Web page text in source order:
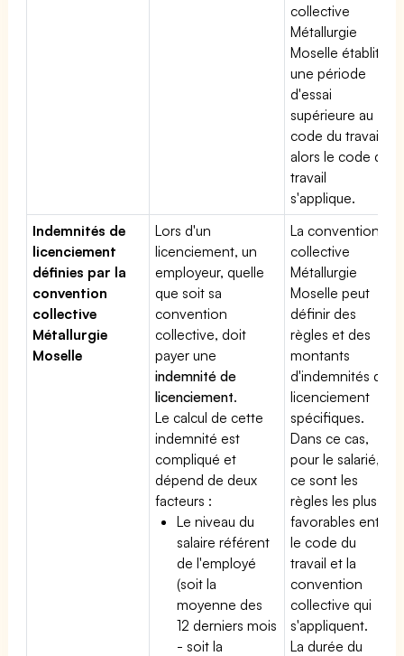
collective
Métallurgie
Moselle établit
une période
d'essai
supérieure au
code du travail,
alors le code du
travail
s'applique.
Indemnités de
licenciement
définies par la
convention
collective
Métallurgie
Moselle
Lors d'un
licenciement, un
employeur, quelle
que soit sa
convention
collective, doit
payer une
indemnité de
licenciement.
Le calcul de cette
indemnité est
compliqué et
dépend de deux
facteurs :
Le niveau du
salaire référent
de l'employé
(soit la
moyenne des
12 derniers mois
- soit la
La convention
collective
Métallurgie
Moselle peut
définir des
règles et des
montants
d'indemnités de
licenciement
spécifiques.
Dans ce cas,
pour le salarié,
ce sont les
règles les plus
favorables entre
le code du
travail et la
convention
collective qui
s'appliquent.
La durée du